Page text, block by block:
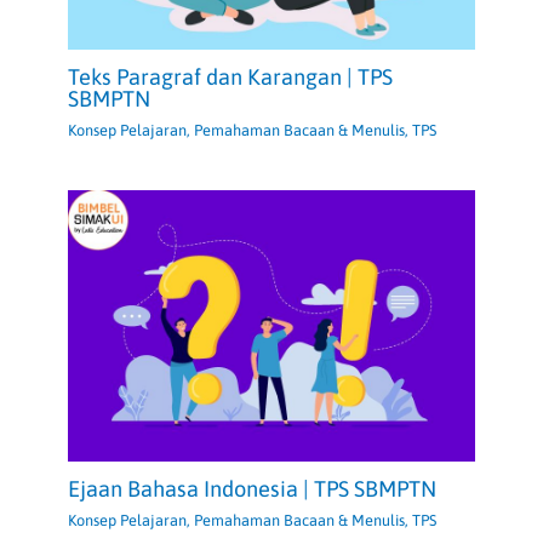
Teks Paragraf dan Karangan | TPS
SBMPTN
Konsep Pelajaran, Pemahaman Bacaan & Menulis,TPS
Ejaan Bahasa Indonesia | TPS SBMPTN
Konsep Pelajaran, Pemahaman Bacaan & Menulis,TPS